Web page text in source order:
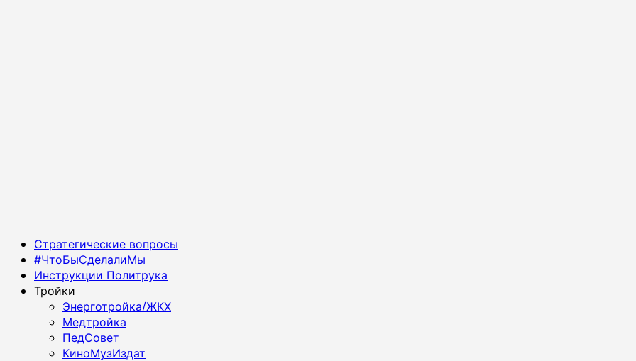
Основное
меню
Стратегические вопросы
#ЧтоБыСделалиМы
Инструкции Политрука
Тройки
Энерготройка/ЖКХ
Медтройка
ПедСовет
КиноМузИздат